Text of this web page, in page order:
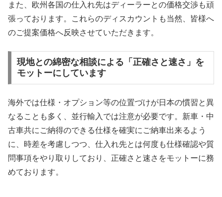
また、欧州各国の仕入れ先はディーラーとの価格交渉も頑
張っております。これらのディスカウントも当然、皆様へ
のご提案価格へ反映させていただきます。
現地との綿密な相談による「正確さと速さ」を
モットーにしています
海外では仕様・オプション等の位置づけが日本の慣習と異
なることも多く、並行輸入では注意が必要です。新車・中
古車共にご納得のできる仕様を確実にご納車出来るよう
に、時差を考慮しつつ、仕入れ先とは何度も仕様確認や質
問事項をやり取りしており、正確さと速さをモットーに務
めております。